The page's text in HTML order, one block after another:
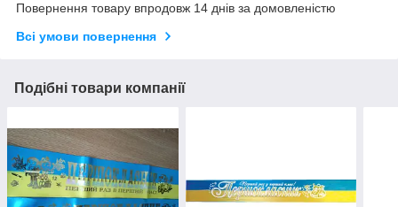
Повернення товару впродовж 14 днів за домовленістю
Всі умови повернення
Подібні товари компанії